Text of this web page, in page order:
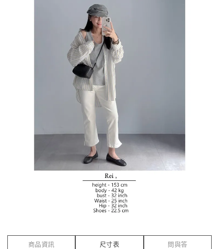
商品資訊 尺寸表 問與答